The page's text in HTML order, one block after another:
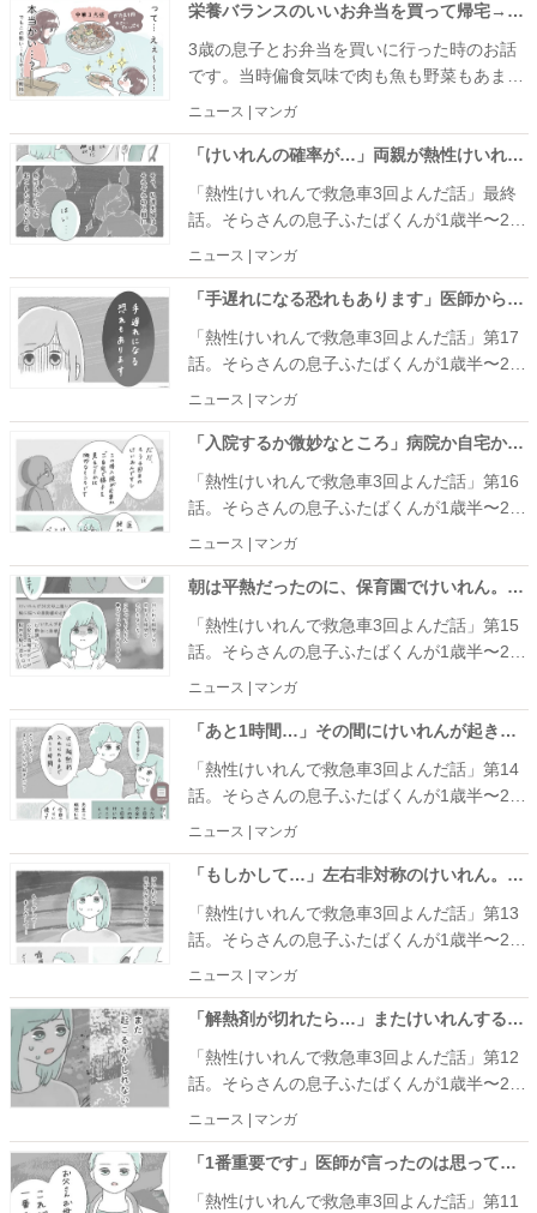
り！！ 保育園で起きた衝撃の出来事をご紹
介します。
栄養バランスのいいお弁当を買って帰宅→息子が喜んで食べると思いきや、食いついたのはまさかの…！？
3歳の息子とお弁当を買いに行った時のお話
です。当時偏食気味で肉も魚も野菜もあまり
食べてくれなかった息子が、肉と野菜たっぷ
りのお弁当に飛びつきました。肉や野菜を食
べてくれるなら！ と私は期待を込めてその
お弁当を買いました。しかし、息子がこのお
弁当を選んだ理由を知り、私は衝撃を受ける
のでした……。
ニュース | マンガ
「けいれんの確率が…」両親が熱性けいれん経験者だと子どもは…？ #熱性けいれんで救急車3回よんだ話 最終話
「熱性けいれんで救急車3回よんだ話」最終
話。そらさんの息子ふたばくんが1歳半〜2歳
10カ月の間に4回起こった熱性けいれんの話
を紹介します。
ニュース | マンガ
「手遅れになる恐れもあります」医師からの厳しい言葉に血の気が引いて… #熱性けいれんで救急車3回よんだ話 17
「熱性けいれんで救急車3回よんだ話」第17
話。そらさんの息子ふたばくんが1歳半〜2歳
10カ月の間に4回起こった熱性けいれんの話
を紹介します。
ニュース | マンガ
「入院するか微妙なところ」病院か自宅かママが選んだのは… #熱性けいれんで救急車3回よんだ話 16
「熱性けいれんで救急車3回よんだ話」第16
話。そらさんの息子ふたばくんが1歳半〜2歳
10カ月の間に4回起こった熱性けいれんの話
を紹介します。
ニュース | マンガ
朝は平熱だったのに、保育園でけいれん。しかも時間が長くて…？ #熱性けいれんで救急車3回よんだ話 15
「熱性けいれんで救急車3回よんだ話」第15
話。そらさんの息子ふたばくんが1歳半〜2歳
10カ月の間に4回起こった熱性けいれんの話
を紹介します。
ニュース | マンガ
「あと1時間…」その間にけいれんが起きたらと思うと不安になって… #熱性けいれんで救急車3回よんだ話 14
「熱性けいれんで救急車3回よんだ話」第14
話。そらさんの息子ふたばくんが1歳半〜2歳
10カ月の間に4回起こった熱性けいれんの話
を紹介します。
ニュース | マンガ
「もしかして…」左右非対称のけいれん。先生の診断は… #熱性けいれんで救急車3回よんだ話 13
「熱性けいれんで救急車3回よんだ話」第13
話。そらさんの息子ふたばくんが1歳半〜2歳
10カ月の間に4回起こった熱性けいれんの話
を紹介します。
ニュース | マンガ
「解熱剤が切れたら…」またけいれんするかもと知り、不安になって… #熱性けいれんで救急車3回よんだ話 12
「熱性けいれんで救急車3回よんだ話」第12
話。そらさんの息子ふたばくんが1歳半〜2歳
10カ月の間に4回起こった熱性けいれんの話
を紹介します。
ニュース | マンガ
「1番重要です」医師が言ったのは思ってもみなかったことで… #熱性けいれんで救急車3回よんだ話 11
「熱性けいれんで救急車3回よんだ話」第11